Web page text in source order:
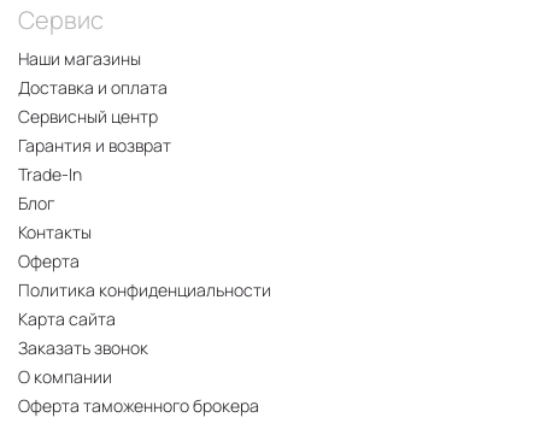
Сервис
Наши магазины
Доставка и оплата
Сервисный центр
Гарантия и возврат
Trade-In
Блог
Контакты
Оферта
Политика конфиденциальности
Карта сайта
Заказать звонок
О компании
Оферта таможенного брокера